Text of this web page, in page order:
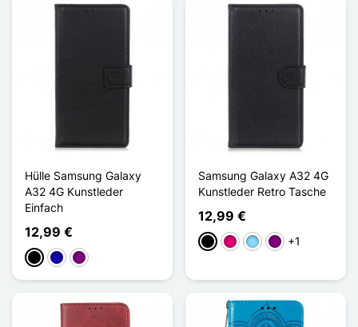
Hülle Samsung Galaxy
A32 4G Kunstleder
Einfach
12,99 €
SchwarzDunkelblau
Violett
Samsung Galaxy A32 4G
Kunstleder Retro Tasche
12,99 €
SchwarzMagenta
HellblauViolett
+1